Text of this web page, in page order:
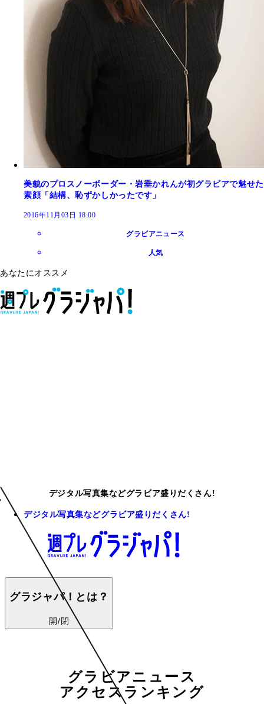
美貌のプロスノーボーダー・岩垂かれんが初グラビアで魅せた
素顔「結構、恥ずかしかったです」
2016年11月03日 18:00
グラビアニュース
人気
あなたにオススメ
デジタル写真集などグラビア盛りだくさん!
デジタル写真集などグラビア盛りだくさん!
グラジャパ！とは？
開/閉
グラビアニュース
アクセスランキング